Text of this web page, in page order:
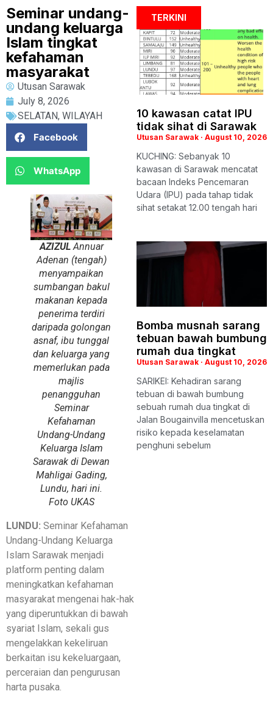
Seminar undang-
undang keluarga
Islam tingkat
kefahaman
masyarakat
Utusan Sarawak
July 8, 2026
SELATAN, WILAYAH
Facebook
WhatsApp
AZIZULAnnuar
Adenan (tengah)
menyampaikan
sumbangan bakul
makanan kepada
penerima terdiri
daripada golongan
asnaf, ibu tunggal
dan keluarga yang
memerlukan pada
majlis
penangguhan
Seminar
Kefahaman
Undang-Undang
Keluarga Islam
Sarawak di Dewan
Mahligai Gading,
Lundu, hari ini.
Foto UKAS
LUNDU: Seminar Kefahaman
Undang-Undang Keluarga
Islam Sarawak menjadi
platform penting dalam
meningkatkan kefahaman
masyarakat mengenai hak-hak
yang diperuntukkan di bawah
syariat Islam, sekali gus
mengelakkan kekeliruan
berkaitan isu kekeluargaan,
perceraian dan pengurusan
harta pusaka.
TERKINI
10 kawasan catat IPU
tidak sihat di Sarawak
Utusan Sarawak August 10, 2026
KUCHING: Sebanyak 10
kawasan di Sarawak mencatat
bacaan Indeks Pencemaran
Udara (IPU) pada tahap tidak
sihat setakat 12.00 tengah hari
Bomba musnah sarang
tebuan bawah bumbung
rumah dua tingkat
Utusan Sarawak August 10, 2026
SARIKEI: Kehadiran sarang
tebuan di bawah bumbung
sebuah rumah dua tingkat di
Jalan Bougainvilla mencetuskan
risiko kepada keselamatan
penghuni sebelum